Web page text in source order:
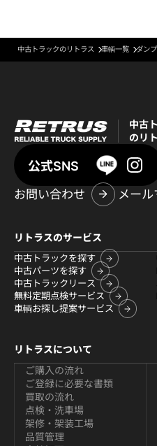
中古トラックのリトラス 車輌一覧 ダンプ
中古
のリ
公式SNS
お問い合わせ
メー
リトラスのサービス
中古トラックを探す
中古パーツを探す
中古トラックリース
無料定期点検サービス
車輌お探し提案サービス
リトラスについて
ご購入の流れ
ご登録に必要な書類
買取の流れ
点検・洗車場
架修・架装工場
品質管理